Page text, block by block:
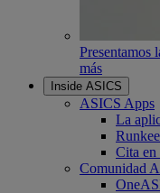
Presentamos
más
Inside ASICS
ASICS Apps
La
Cita en
Comunidad